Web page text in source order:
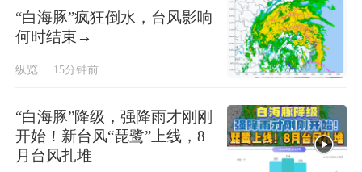
“白海豚”疯狂倒水，台风影响
何时结束→
纵览 15分钟前
“白海豚”降级，强降雨才刚刚
开始！新台风“琵鹭”上线，8
月台风扎堆